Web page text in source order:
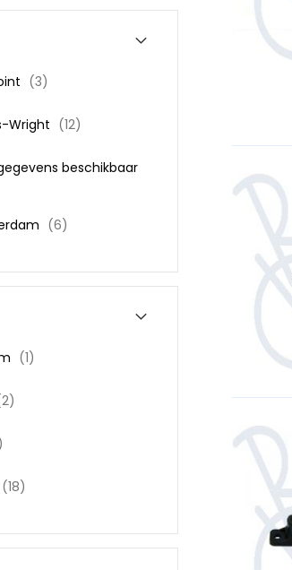
3items
Wright 12items
beschikbaar
6items
1item
2items
18items